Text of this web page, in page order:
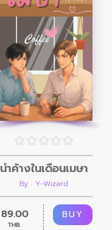
น้ำค้างในเดือนเมษา
By : Y-Wizard
89.00
THB.
BUY